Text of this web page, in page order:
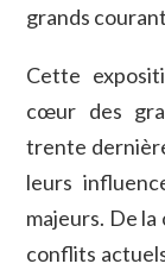
grands
Cette
cœur des
trente
leurs
majeurs. De
conflits